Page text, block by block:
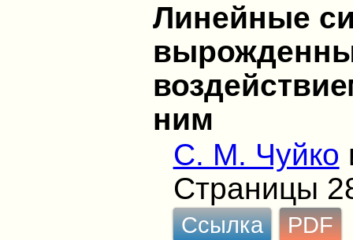
Линейные
ним
С. М. Чуйко
Страницы
Ссылка PDF